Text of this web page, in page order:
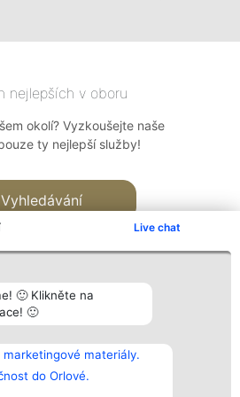
Live chat
🙂 Klikněte na
🙂
materiály.
do Orlové.
nejlepších v oboru
okolí? Vyzkoušejte naše
ty nejlepší služby!
Vyhledávání
Vítězové
Seznam všech
laureátů
Zásady
Kontakt